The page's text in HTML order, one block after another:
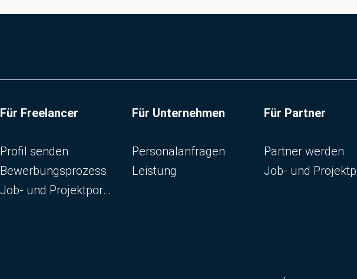
Für Freelancer
Navigation überspringen
Profil senden
Bewerbungsprozess
Job- und Projektportal
Für Unternehmen
Navigation überspringen
Personalanfragen
Leistung
Für Partner
Navigation überspringen
Partner werden